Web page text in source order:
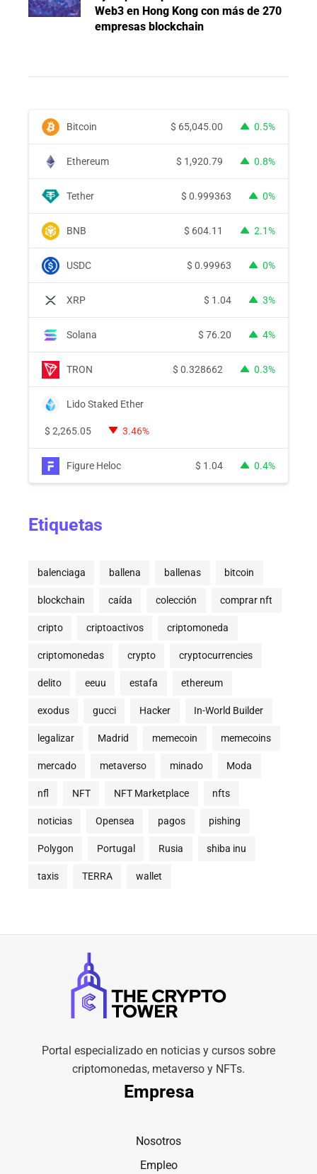
Web3 en Hong Kong con más de 270
empresas blockchain
Bitcoin $ 65,045.00 0.5%
Ethereum $ 1,920.79 0.8%
Tether $ 0.999363 0%
BNB $ 604.11 2.1%
USDC $ 0.99963 0%
XRP $ 1.04 3%
Solana $ 76.20 4%
TRON $ 0.328662 0.3%
Lido Staked Ether
$ 2,265.05 3.46%
Figure Heloc $ 1.04 0.4%
Etiquetas
balenciaga ballena ballenas bitcoin
blockchain caída colección comprar nft
cripto criptoactivos criptomoneda
criptomonedas crypto cryptocurrencies
delito eeuu estafa ethereum
exodus gucci Hacker In-World Builder
legalizar Madrid memecoin memecoins
mercado metaverso minado Moda
nfl NFT NFT Marketplace nfts
noticias Opensea pagos pishing
Polygon Portugal Rusia shiba inu
taxis TERRA wallet
Portal especializado en noticias y cursos sobre
criptomonedas, metaverso y NFTs.
Empresa
Nosotros
Empleo